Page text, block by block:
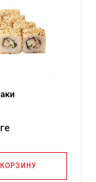
КОРЗИНУ